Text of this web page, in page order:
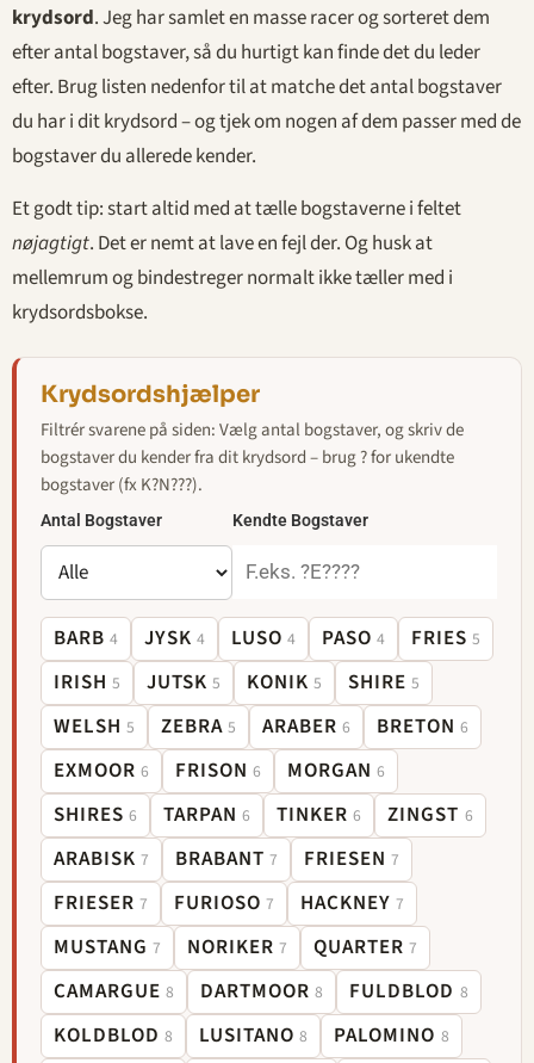
krydsord. Jeg har samlet en masse racer og sorteret dem
efter antal bogstaver, så du hurtigt kan finde det du leder
efter. Brug listen nedenfor til at matche det antal bogstaver
du har i dit krydsord – og tjek om nogen af dem passer med de
bogstaver du allerede kender.
Et godt tip: start altid med at tælle bogstaverne i feltet
nøjagtigt. Det er nemt at lave en fejl der. Og husk at
mellemrum og bindestreger normalt ikke tæller med i
krydsordsbokse.
Krydsordshjælper
Filtrér svarene på siden: Vælg antal bogstaver, og skriv de
bogstaver du kender fra dit krydsord – brug ? for ukendte
bogstaver (fx K?N???).
Antal Bogstaver Kendte Bogstaver
BARB 4 JYSK 4 LUSO 4 PASO 4 FRIES 5
IRISH 5 JUTSK 5 KONIK 5 SHIRE 5
WELSH 5 ZEBRA 5 ARABER 6 BRETON 6
EXMOOR 6 FRISON 6 MORGAN 6
SHIRES 6 TARPAN 6 TINKER 6 ZINGST 6
ARABISK 7 BRABANT 7 FRIESEN 7
FRIESER 7 FURIOSO 7 HACKNEY 7
MUSTANG 7 NORIKER 7 QUARTER 7
CAMARGUE 8 DARTMOOR 8 FULDBLOD 8
KOLDBLOD 8 LUSITANO 8 PALOMINO 8